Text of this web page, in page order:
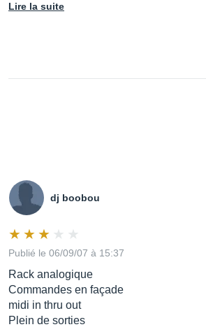
Lire la suite
dj boobou
Publié le 06/09/07 à 15:37
Rack analogique
Commandes en façade
midi in thru out
Plein de sorties